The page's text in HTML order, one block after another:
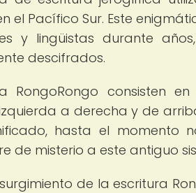
el Pacífico Sur. Este
y lingüistas durante
descifrados.
RongoRongo consisten
a derecha y de
hasta el momento
de misterio a este antiguo
de la escritura